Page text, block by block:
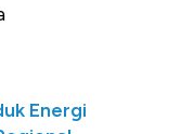
Energi